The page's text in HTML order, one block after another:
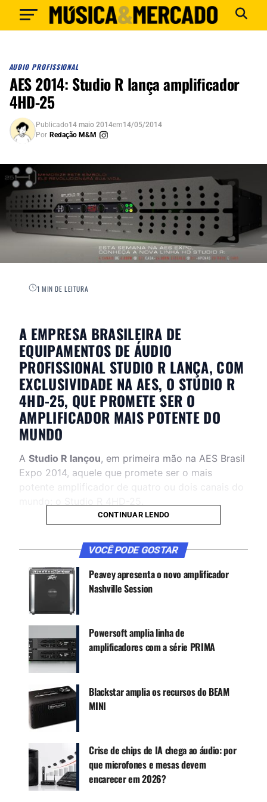
AUDIO PROFISSIONAL
AES 2014: Studio R lança amplificador
4HD-25
Publicado14 maio 2014em14/05/2014
Por Redação M&M
1 MIN DE LEITURA
A EMPRESA BRASILEIRA DE
EQUIPAMENTOS DE ÁUDIO
PROFISSIONAL STUDIO R LANÇA, COM
EXCLUSIVIDADE NA AES, O STUDIO R
4HD-25, QUE PROMETE SER O
AMPLIFICADOR MAIS POTENTE DO
MUNDO
A Studio R lançou, em primeira mão na AES Brasil
Expo 2014, aquele que promete ser o mais
potente amplificador de quatro ou dois canais do
CONTINUE ACOMPANHANDO
Receba novas matérias do Música & Mercado no
WhatsApp e no Google News.
Google News
O produto é fabricado no Brasil e foi
desenvolvido com tecnologia 100% própria: “É o
mais potente amplificador 2 ohms do mundo”, diz
a comunicação oficial.
É também um dos mais leves e compactos
disponíveis no mercado, com apenas 2U rack e
14kg.
CONTINUAR LENDO
VOCÊ PODE GOSTAR
Peavey apresenta o novo amplificador
Nashville Session
Powersoft amplia linha de
amplificadores com a série PRIMA
Blackstar amplia os recursos do BEAM
MINI
Crise de chips de IA chega ao áudio: por
que microfones e mesas devem
encarecer em 2026?